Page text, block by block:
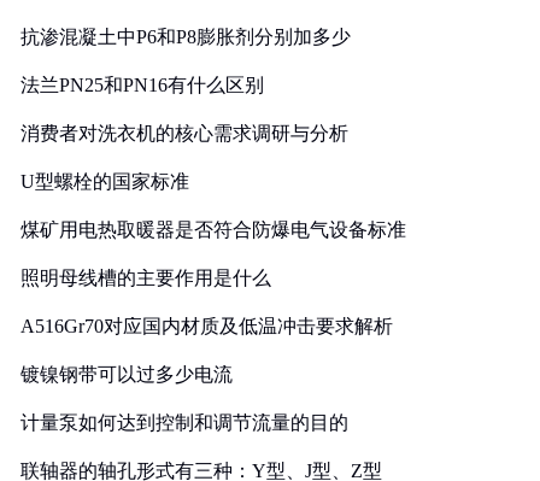
抗渗混凝土中P6和P8膨胀剂分别加多少
法兰PN25和PN16有什么区别
消费者对洗衣机的核心需求调研与分析
U型螺栓的国家标准
煤矿用电热取暖器是否符合防爆电气设备标准
照明母线槽的主要作用是什么
A516Gr70对应国内材质及低温冲击要求解析
镀镍钢带可以过多少电流
计量泵如何达到控制和调节流量的目的
联轴器的轴孔形式有三种：Y型、J型、Z型